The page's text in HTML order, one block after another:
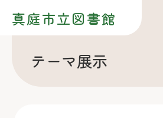
真庭市立図書館
テーマ展示